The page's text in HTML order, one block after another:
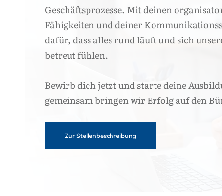
Geschäftsprozesse. Mit deinen
Fähigkeiten und deiner
dafür, dass alles rund läuft und sich
betreut fühlen.
Bewirb dich jetzt und starte deine
gemeinsam bringen wir Erfolg auf den
Zur Stellenbeschreibung